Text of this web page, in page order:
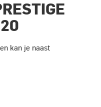
kan je naast